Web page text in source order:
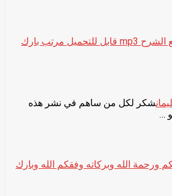
أتمنى أن تضع الشرح mp3 قابل للتحميل مرتب بارك
شكر لكل من ساهم في نشر هذه
…
ورحمة الله وبركاته وفقكم الله وبارك